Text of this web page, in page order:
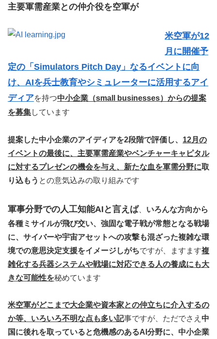
主要軍需産業との仲介役を空軍が
米空軍が12
月に開催予
定の「Simulators Pitch Day」なるイベントに向
け、AIを兵士教育やシミュレーターに活用するアイ
ディアを持つ中小企業（small businesses）からの提案
を募集しています
提案した中小企業のアイディアを2段階で評価し、 12月の
イベントの最後に、主要軍需産業やベンチャーキャピタル
に対するプレゼンの機会を与え、新たな血を軍需分野に取
り込もう との意気込みの取り組みです
軍事分野での人工知能AIと言えば、 いろんな方向から
各種ミサイルが飛び交い、強固な電子戦が常態となる戦場
に、サイバーや宇宙アセットへの攻撃も混ざった複雑な環
境での意思決定支援をイメージしがちですが、ますます複
雑化する兵器システムや戦場に対応できる人の養成にも大
きな可能性を秘めています
米空軍がどこまで大企業や資本家との仲立ちに介入するの
か等、いろいろ不明な点も多い記事ですが、ただでさえ 中
国に後れを取っていると危機感のあるAI分野に、中小企業